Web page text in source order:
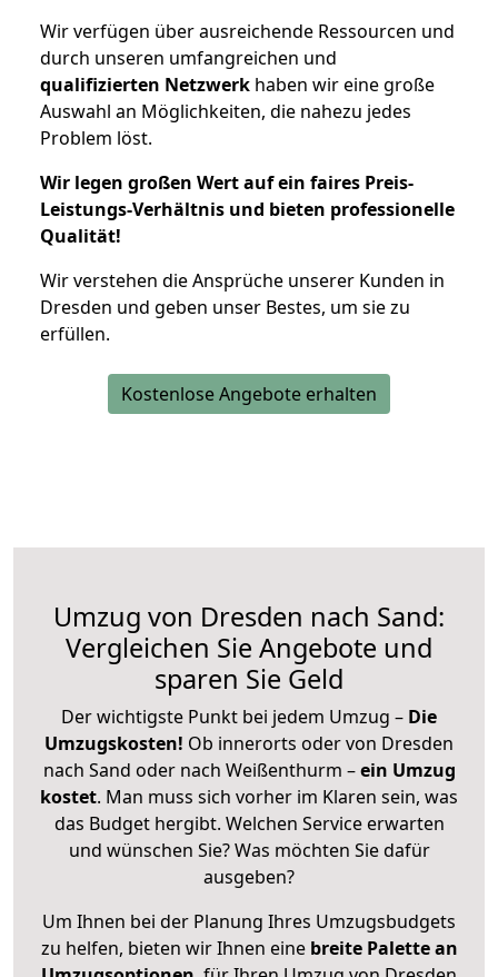
Wir verfügen über ausreichende Ressourcen und
durch unseren umfangreichen und
qualifizierten Netzwerk haben wir eine große
Auswahl an Möglichkeiten, die nahezu jedes
Problem löst.
Wir legen großen Wert auf ein faires Preis-
Leistungs-Verhältnis und bieten professionelle
Qualität!
Wir verstehen die Ansprüche unserer Kunden in
Dresden und geben unser Bestes, um sie zu
erfüllen.
Kostenlose Angebote erhalten
Umzug von Dresden nach Sand:
Vergleichen Sie Angebote und
sparen Sie Geld
Der wichtigste Punkt bei jedem Umzug – Die
Umzugskosten! Ob innerorts oder von Dresden
nach Sand oder nach Weißenthurm –ein Umzug
kostet. Man muss sich vorher im Klaren sein, was
das Budget hergibt. Welchen Service erwarten
und wünschen Sie? Was möchten Sie dafür
ausgeben?
Um Ihnen bei der Planung Ihres Umzugsbudgets
zu helfen, bieten wir Ihnen eine breite Palette an